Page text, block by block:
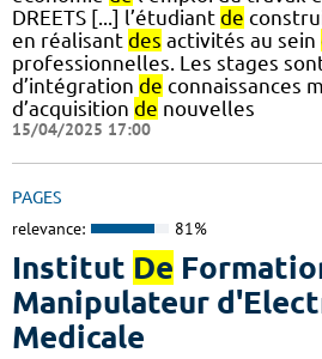
DREETS [...] l’étudiant de
en réalisant des activités au sein
professionnelles. Les stages
d’intégration de connaissances
d’acquisition de nouvelles
15/04/2025 17:00
PAGES
relevance: 81%
Institut De
Manipulateur
Medicale